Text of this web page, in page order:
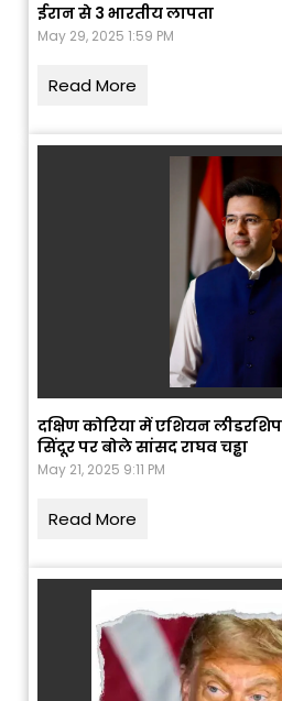
ईरान से 3 भारतीय लापता
May 29, 2025 1:59 PM
Read More
दक्षिण कोरिया में एशियन
सिंदूर पर बोले सांसद राघव चड्ढा
May 21, 2025 9:11 PM
Read More